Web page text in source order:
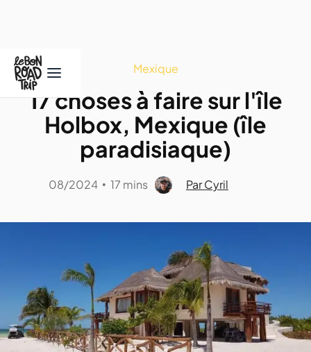
Mexique
17 choses à faire sur l'île
Holbox, Mexique (île
paradisiaque)
08/2024 • 17 mins Par Cyril